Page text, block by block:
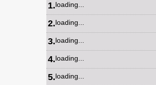
1.loading...
2.loading...
3.loading...
4.loading...
5.loading...